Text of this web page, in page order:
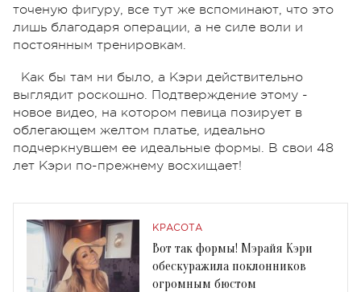
точеную фигуру, все тут же вспоминают, что это
лишь благодаря операции, а не силе воли и
постоянным тренировкам.
Как бы там ни было, а Кэри действительно
выглядит роскошно. Подтверждение этому -
новое видео, на котором певица позирует в
облегающем желтом платье, идеально
подчеркнувшем ее идеальные формы. В свои 48
лет Кэри по-прежнему восхищает!
КРАСОТА
Вот так формы! Мэрайя Кэри
обескуражила поклонников
огромным бюстом